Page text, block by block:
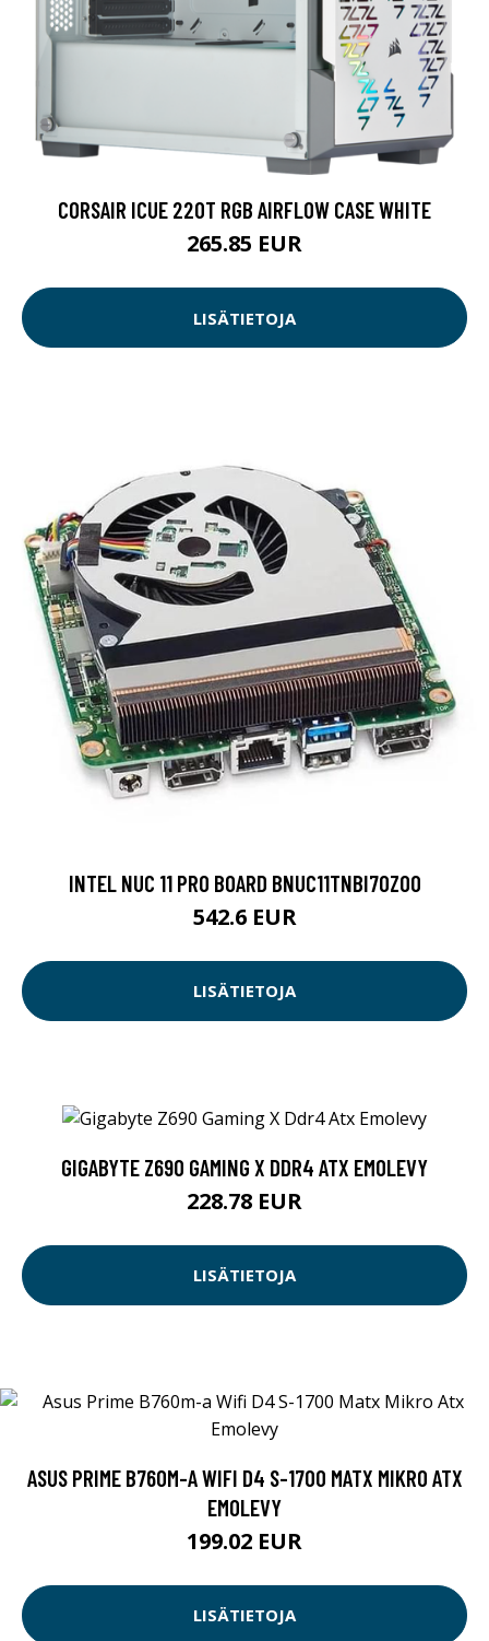
CORSAIR ICUE 220T RGB AIRFLOW CASE WHITE
265.85 EUR
LISÄTIETOJA
INTEL NUC 11 PRO BOARD BNUC11TNBI70Z00
542.6 EUR
LISÄTIETOJA
GIGABYTE Z690 GAMING X DDR4 ATX EMOLEVY
228.78 EUR
LISÄTIETOJA
ASUS PRIME B760M-A WIFI D4 S-1700 MATX MIKRO ATX
EMOLEVY
199.02 EUR
LISÄTIETOJA